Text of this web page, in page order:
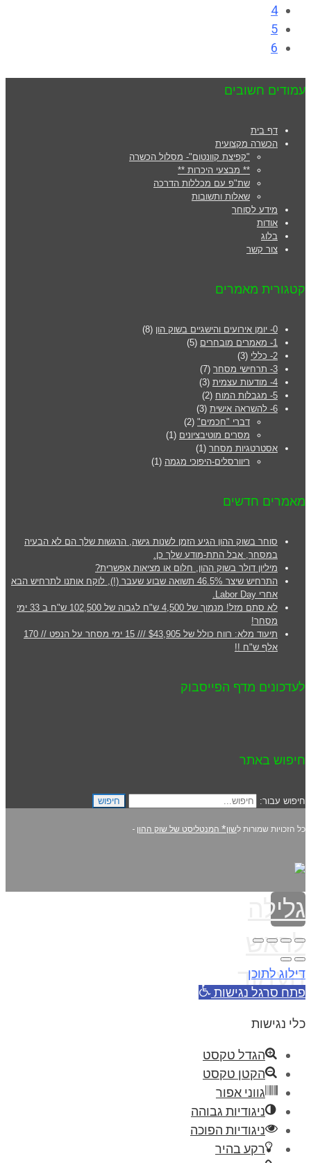
4
5
6
עמודים חשובים
דף בית
הכשרה מקצועית
"קפיצת קוונטום"- מסלול הכשרה
** מבצעי היכרות **
שת"פ עם מכללות הדרכה
שאלות ותשובות
מידע לסוחר
אודות
בלוג
צור קשר
קטגורית מאמרים
0- יומן אירועים והישגיים בשוק הון
(8)
1- מאמרים מובחרים
(5)
2- כללי
(3)
3- תרחישי מסחר
(7)
4- מודעות עצמית
(3)
5- מגבלות המוח
(2)
6- להשראה אישית
(3)
דברי "חכמים" (2)
מסרים מוטיבציונים (1)
אסטרטגיות מסחר (1)
ריוורסלים-היפוכי מגמה (1)
מאמרים חדשים
סוחר בשוק ההון הגיע הזמן לשנות גישה, הרגשות שלך הם לא הבעיה
במסחר, אבל התת-מודע שלך כן.
מיליון דולר בשוק ההון, חלום או מציאות אפשרית?
התרחיש שיצר 46.5% תשואה שבוע שעבר (!), לוקח אותנו לתרחיש הבא
אחרי Labor Day.
לא סתם מזל! מנמוך של 4,500 ש"ח לגבוה של 102,500 ש"ח ב 33 ימי
מסחר!
תיעוד מלא: רווח כולל של $43,905 /// 15 ימי מסחר על הנפט // 170
אלף ש"ח !!
לעדכונים מדף הפייסבוק
חיפוש באתר
חיפוש עבור: חיפוש
כל הזכויות שמורות לשון* המנטליסט של שוק ההון -
גלילה
לראש
העמוד
דילוג לתוכן
פתח סרגל נגישות
כלי נגישות
הגדל טקסט
הקטן טקסט
גווני אפור
ניגודיות גבוהה
ניגודיות הפוכה
רקע בהיר